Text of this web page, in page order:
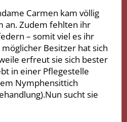
Carmen kam völlig
an. Zudem fehlten ihr
– somit viel es ihr
Besitzer hat sich
erfreut sie sich bester
in einer Pflegestelle
Nymphensittich
sucht sie